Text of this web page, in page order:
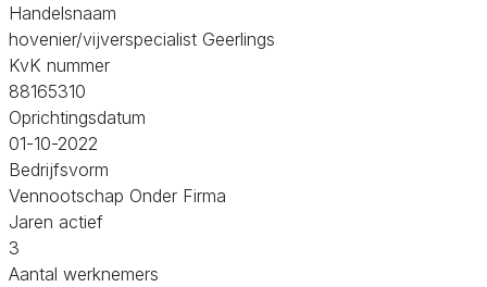
Handelsnaam
hovenier/vijverspecialist Geerlings
KvK nummer
88165310
Oprichtingsdatum
01-10-2022
Bedrijfsvorm
Vennootschap Onder Firma
Jaren actief
3
Aantal werknemers